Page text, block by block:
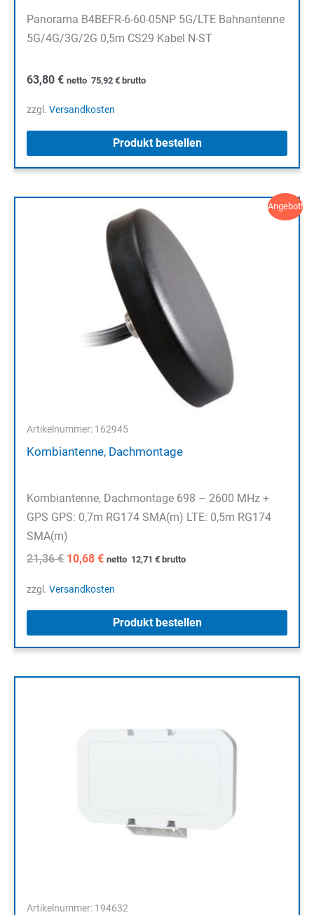
Panorama B4BEFR-6-60-05NP 5G/LTE Bahnantenne
5G/4G/3G/2G 0,5m CS29 Kabel N-ST
63,80 € netto 75,92 € brutto
zzgl. Versandkosten
Produkt bestellen
Angebot!
Artikelnummer: 162945
Kombiantenne, Dachmontage
Kombiantenne, Dachmontage 698 – 2600 MHz +
GPS GPS: 0,7m RG174 SMA(m) LTE: 0,5m RG174
SMA(m)
21,36€ Ursprünglicher
war:
10,68 €Aktueller
ist:
netto 12,71 € brutto
zzgl. Versandkosten
Produkt bestellen
Artikelnummer: 194632